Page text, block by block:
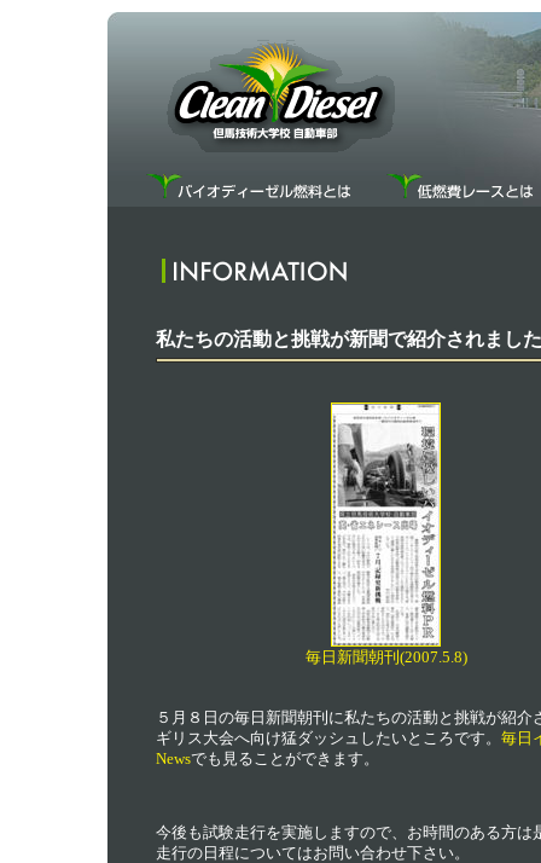
私たちの活動と挑戦が新聞で紹介されました
毎日新聞朝刊(2007.5.8)
５月８日の毎日新聞朝刊に私たちの活動と挑戦が紹介
ギリス大会へ向け猛ダッシュしたいところです。 毎日
Newsでも見ることができます。
今後も試験走行を実施しますので、お時間のある方は
走行の日程についてはお問い合わせ下さい。